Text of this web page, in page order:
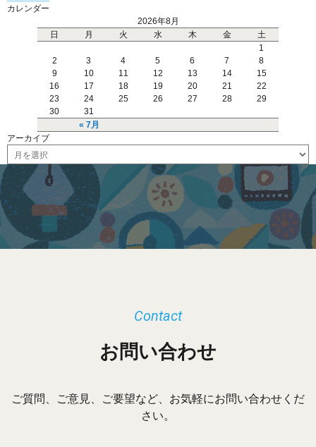
カレンダー
2026年8月
日
月 火 水 木 金 土
« 7月
1
2
3 4 5 6 7
8
9
10 11 12 13 14
15
16
17 18 19 20 21
22
23
24 25 26 27 28
29
30
31
アーカイブ
ー
ブ
お問い合わせ
Contact
ご質問、ご意見、ご要望など、お気軽にお問い合わせくだ
さい。